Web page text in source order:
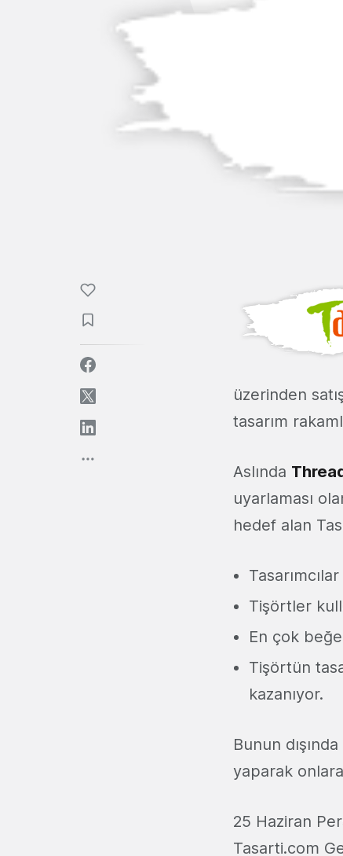
üzerinden
tasarım
Aslında
uyarlaması
hedef alan
Tişörtler
En çok
Tişörtün
kazanıyor.
Bunun
yaparak
25 Haziran
Tasarti.com